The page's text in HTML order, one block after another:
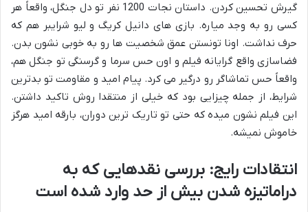
گیرش تحسین کردن. داستان نجات 1200 نفر تو دل جنگل، واقعاً هر
کسی رو به وجد میاره. بازی های دانیل کریگ و لیو شرایبر هم که
حرف نداشت. اونا تونستن عمق شخصیت ها رو به خوبی نشون بدن.
فضاسازی واقع گرایانه فیلم و اون حس سرما و گرسنگی تو جنگل هم،
واقعاً حس تماشاگر رو درگیر می کرد. پیام امید و مقاومت تو بدترین
شرایط، از جمله چیزایی بود که خیلی از منتقدا روش تاکید داشتن.
این فیلم نشون میده که حتی تو تاریک ترین دوران، بارقه امید هرگز
خاموش نمیشه.
انتقادات رایج: بررسی نقدهایی که به
دراماتیزه شدن بیش از حد وارد شده است